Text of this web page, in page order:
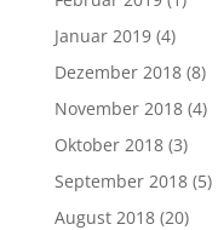
Januar 2019(4)
Dezember 2018(8)
November 2018(4)
Oktober 2018(3)
September 2018(5)
August 2018(20)